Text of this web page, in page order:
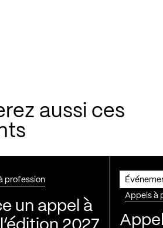
aussi ces
profession
un appel à
Appels à